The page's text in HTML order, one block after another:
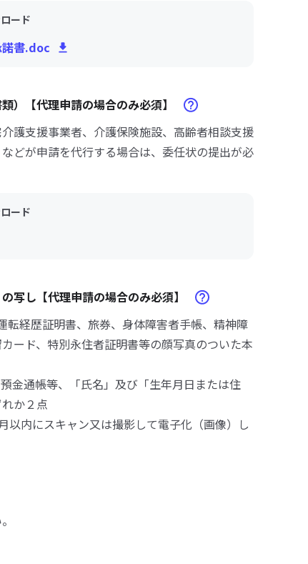
ード
諾書.doc
）【代理申請の場合のみ必須】
護支援事業者、介護保険施設、高齢者相談支援
どが申請を代行する場合は、委任状の提出が必
ード
写し【代理申請の場合のみ必須】
転経歴証明書、旅券、身体障害者手帳、精神障
ード、特別永住者証明書等の顔写真のついた本
金通帳等、「氏名」及び「生年月日または住
か２点
内にスキャン又は撮影して電子化（画像）し